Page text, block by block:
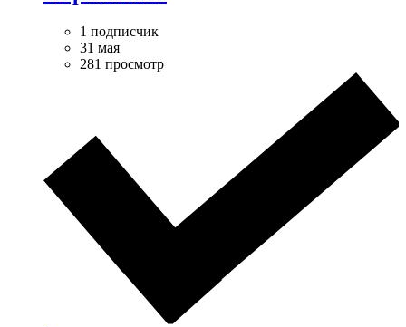
1 подписчик
31 мая
281 просмотр